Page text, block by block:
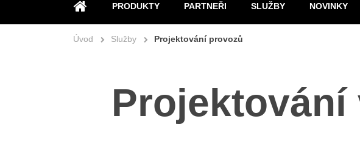
ÚVOD
PRODUKTY PARTNEŘI SLUŽBY NOVINKY
Úvod Služby Projektování provozů